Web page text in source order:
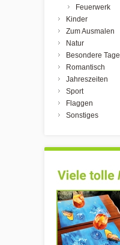
Feuerwerk
Kinder
Zum Ausmalen
Natur
Besondere Tage
Romantisch
Jahreszeiten
Sport
Flaggen
Sonstiges